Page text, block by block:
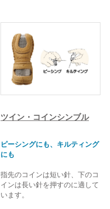
ツイン・コインシンブル
ピーシングにも、キルティング
にも
指先のコインは短い針、下のコ
インは長い針を押すのに適して
います。